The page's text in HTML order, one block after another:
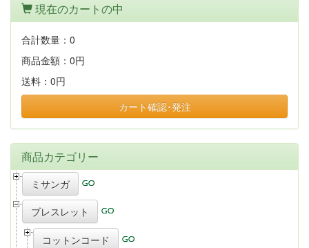
現在のカートの中
合計数量： 0
商品金額： 0円
送料： 0円
カート確認･発注
商品カテゴリー
ミサンガ
ブレスレット
コットンコード